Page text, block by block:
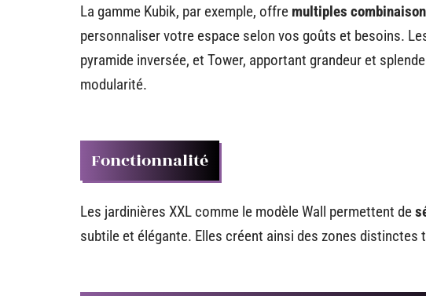
La gamme Kubik, par exemple, offre multiples
personnaliser votre espace selon vos goûts et besoins.
pyramide inversée, et Tower, apportant grandeur et
modularité.
Fonctionnalité
Les jardinières XXL comme le modèle Wall permettent de
subtile et élégante. Elles créent ainsi des zones